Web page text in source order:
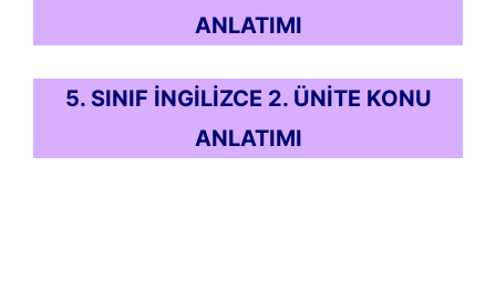
ANLATIMI
5. SINIF İNGİLİZCE 2. ÜNİTE KONU
ANLATIMI